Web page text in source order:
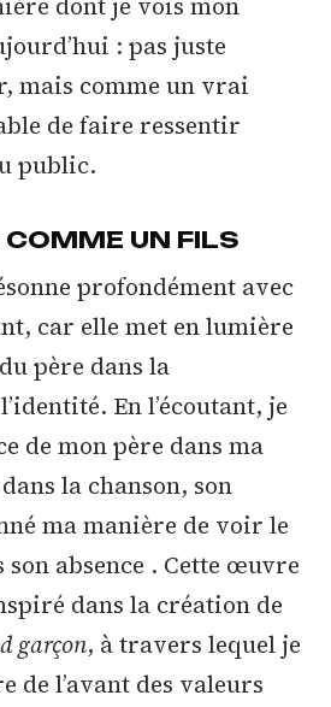
: pas juste
mais comme un vrai
de faire ressentir
public.
COMME UN FILS
profondément avec
car elle met en lumière
père dans la
En l’écoutant, je
de mon père dans ma
la chanson, son
ma manière de voir le
absence . Cette œuvre
dans la création de
garçon, à travers lequel je
de l’avant des valeurs